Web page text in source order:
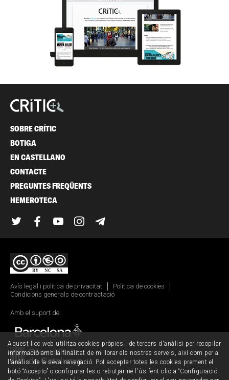
SOBRE CRÍTIC
BOTIGA
EN CASTELLANO
CONTACTE
PREGUNTES FREQÜENTS
HEMEROTECA
TwitterFacebook
YouTubeInstagram
Avís legal i política de privacitat
Política de cookies
Condicions generals de contractació
Amb el suport de:
Aquest lloc web utilitza cookies pròpies i de tercers d'anàlisi per recopilar
informació amb la finalitat de millorar els nostres serveis, així com per a
l'anàlisi de la seva navegació. Pot acceptar totes les cookies prement el
botó “Accepto” o configurar-les o rebutjar-ne l'ús fent clic a “Configuració